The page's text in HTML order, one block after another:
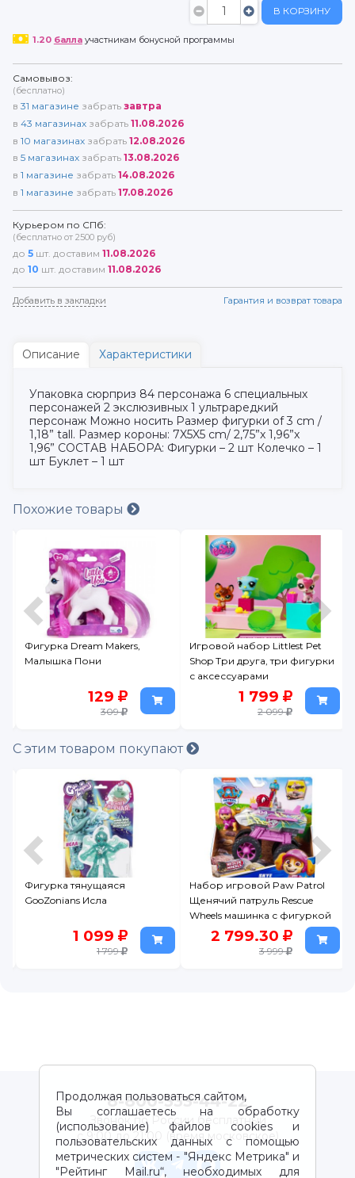
В КОРЗИНУ
1.20 баллаучастникам бонусной программы
Самовывоз:
(бесплатно)
в 31 магазине забрать завтра
в 43 магазинах забрать 11.08.2026
в 10 магазинах забрать 12.08.2026
в 5 магазинах забрать 13.08.2026
в 1 магазине забрать 14.08.2026
в 1 магазине забрать 17.08.2026
Курьером по СПб:
(бесплатно от 2500 руб)
до 5 шт. доставим 11.08.2026
до 10 шт. доставим 11.08.2026
Добавить в закладки Гарантия и возврат товара
Описание Характеристики
Упаковка сюрприз 84 персонажа 6 специальных
персонажей 2 экслюзивных 1 ультраредкий
персонаж Можно носить Размер фигурки of 3 cm /
1,18” tall​. Размер короны: 7X5X5 cm/ 2,75”x 1,96”x
1,96” СОСТАВ НАБОРА: Фигурки – 2 шт Колечко – 1
шт Буклет – 1 шт
Похожие товары
Фигурка Dream Makers,
Малышка Пони
129
309
Игровой набор Littlest Pet
Shop Три друга, три фигурки
с аксессуарами
1 799
2 099
С этим товаром покупают
Фигурка тянущаяся
GooZonians Исла
1 099
1 799
Набор игровой Paw Patrol
Щенячий патруль Rescue
Wheels машинка с фигуркой
Скай2 799.30
3 999
Продолжая пользоваться сайтом,
Вы соглашаетесь на обработку
(использование) файлов cookies и
пользовательских данных с помощью
метрических систем - "Яндекс Метрика" и
"Рейтинг Mail.ru“, необходимых для
8-800-333-44-22
Звонок по России бесплатный
с 9:00 до 21:00 (время московское)